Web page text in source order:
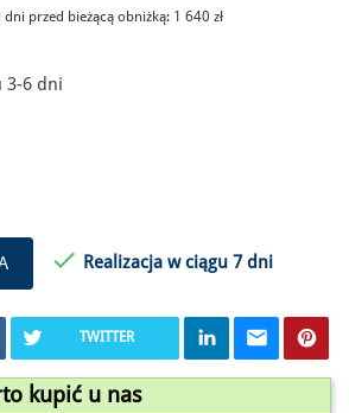
dni przed bieżącą obniżką: 1 640 zł
3-6 dni
 Realizacja w ciągu 7 dni
TWITTER
kupić u nas